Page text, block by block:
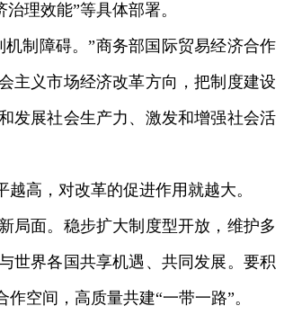
理效能”等具体部署。
制障碍。”商务部国际贸易经济合作
主义市场经济改革方向，把制度建设
发展社会生产力、激发和增强社会活
高，对改革的促进作用就越大。
面。稳步扩大制度型开放，维护多
世界各国共享机遇、共同发展。要积
空间，高质量共建“一带一路”。